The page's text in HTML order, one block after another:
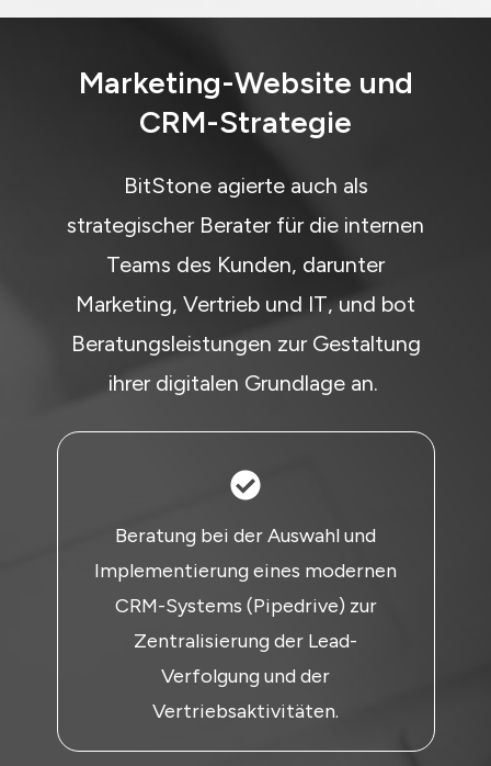
Marketing-Website und
CRM-Strategie
BitStone agierte auch als
strategischer Berater für die internen
Teams des Kunden, darunter
Marketing, Vertrieb und IT, und bot
Beratungsleistungen zur Gestaltung
ihrer digitalen Grundlage an.
Beratung bei der Auswahl und
Implementierung eines modernen
CRM-Systems (Pipedrive) zur
Zentralisierung der Lead-
Verfolgung und der
Vertriebsaktivitäten.